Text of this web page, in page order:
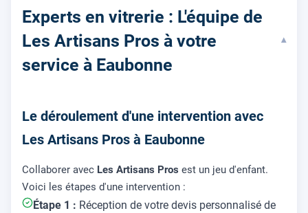
Experts en vitrerie : L'équipe de
Les Artisans Pros à votre
service à Eaubonne
▾
Le déroulement d'une intervention avec
Les Artisans Pros à Eaubonne
Collaborer avec Les Artisans Pros est un jeu d'enfant.
Voici les étapes d'une intervention :
Étape 1 : Réception de votre devis personnalisé de